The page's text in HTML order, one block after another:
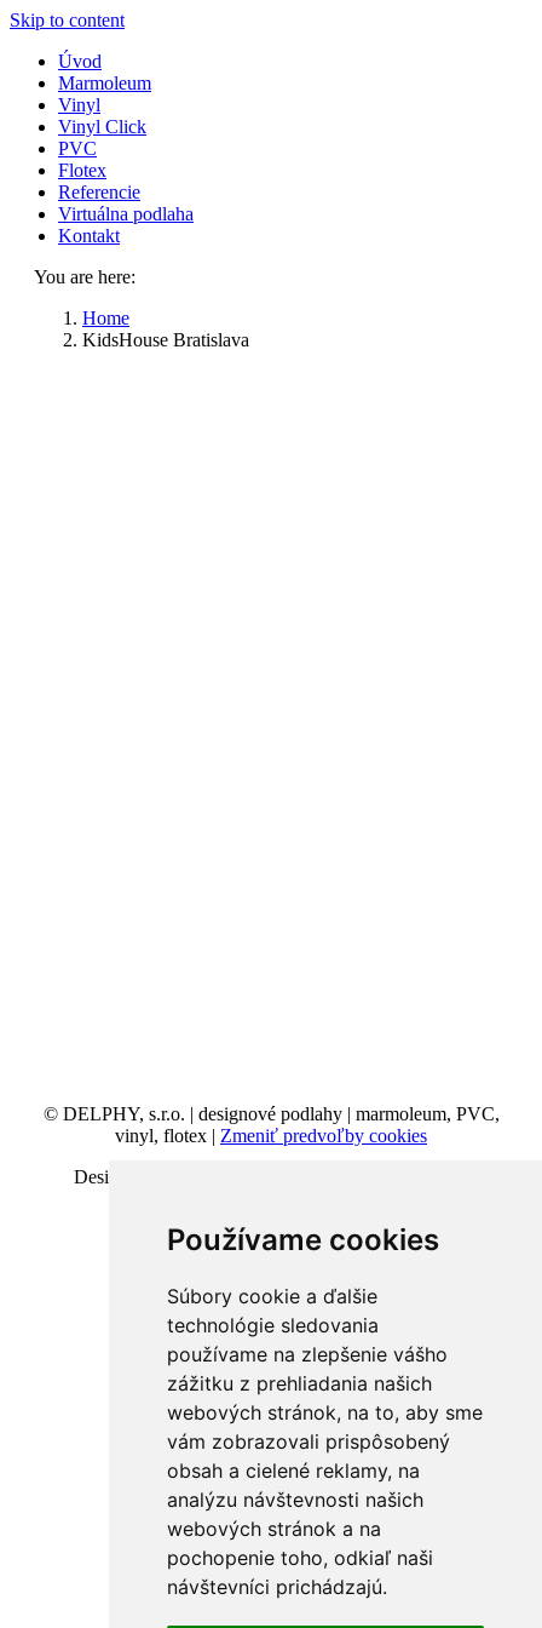
Používame cookies
Súbory cookie a ďalšie
technológie sledovania
používame na zlepšenie vášho
zážitku z prehliadania našich
webových stránok, na to, aby sme
vám zobrazovali prispôsobený
obsah a cielené reklamy, na
analýzu návštevnosti našich
webových stránok a na
pochopenie toho, odkiaľ naši
návštevníci prichádzajú.
Skip to content
Úvod
Marmoleum
Vinyl
Vinyl Click
PVC
Flotex
Referencie
Virtuálna podlaha
Kontakt
You are here:
Home
KidsHouse Bratislava
© DELPHY, s.r.o. | designové podlahy | marmoleum, PVC,
vinyl, flotex | Zmeniť predvoľby cookies
Design and code VICTORY-media.sk | Webhosting